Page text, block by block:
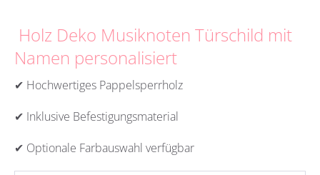
Holz Deko Musiknoten Türschild mit
Namen personalisiert
✔ Hochwertiges Pappelsperrholz
✔ Inklusive Befestigungsmaterial
✔ Optionale Farbauswahl verfügbar